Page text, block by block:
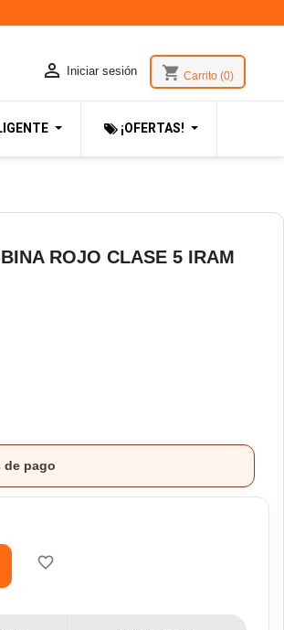
 Iniciar sesión shopping_cart Carrito (0)
¡OFERTAS!
ROJO CLASE 5 IRAM
de pago
favorite_border